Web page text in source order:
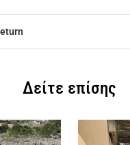
Δείτε επίσης